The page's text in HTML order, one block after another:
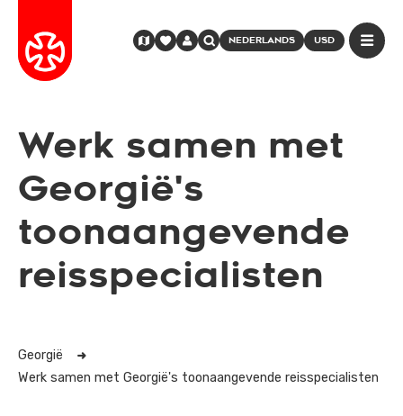
NEDERLANDS USD
Werk samen met
Georgië's
toonaangevende
reisspecialisten
Georgië
Werk samen met Georgië's toonaangevende reisspecialisten